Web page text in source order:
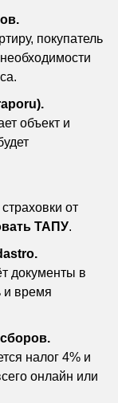
покупатель
объект и
от
ТАПУ.
документы в
и время
налог 4% и
онлайн или